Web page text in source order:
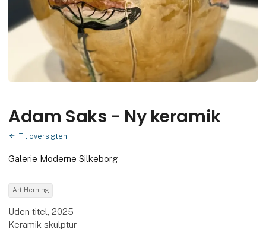
Adam Saks - Ny keramik
Til oversigten
Galerie Moderne Silkeborg
Art Herning
Uden titel, 2025
Keramik skulptur